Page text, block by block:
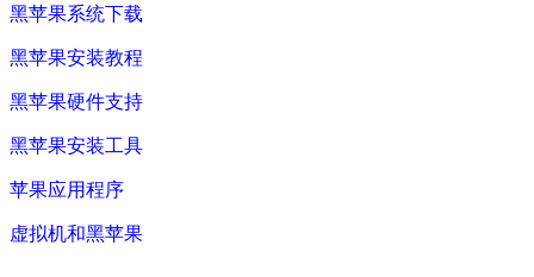
黑苹果系统下载
黑苹果安装教程
黑苹果硬件支持
黑苹果安装工具
苹果应用程序
虚拟机和黑苹果